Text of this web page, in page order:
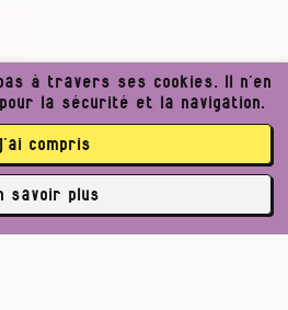
à travers ses cookies. Il n’en
la sécurité et la navigation.
j’ai compris
savoir plus